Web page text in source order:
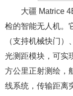
大疆 Matrice
检的智能无人机。
（支持机械快门
光测距模块，可实
方公里正射测绘，
线系统，传输距离